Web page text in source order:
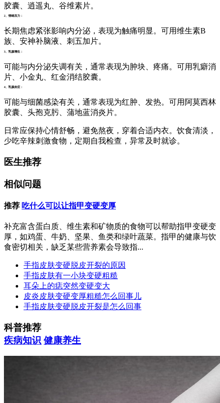
胶囊、逍遥丸、谷维素片。
2、情绪压力：
长期焦虑紧张影响内分泌，表现为触痛明显。可用维生素B
族、安神补脑液、刺五加片。
3、乳腺增生：
可能与内分泌失调有关，通常表现为肿块、疼痛。可用乳癖消
片、小金丸、红金消结胶囊。
4、乳腺炎症：
可能与细菌感染有关，通常表现为红肿、发热。可用阿莫西林
胶囊、头孢克肟、蒲地蓝消炎片。
日常应保持心情舒畅，避免熬夜，穿着合适内衣。饮食清淡，
少吃辛辣刺激食物，定期自我检查，异常及时就诊。
医生推荐
相似问题
推荐 吃什么可以让指甲变硬变厚
补充富含蛋白质、维生素和矿物质的食物可以帮助指甲变硬变
厚，如鸡蛋、牛奶、坚果、鱼类和绿叶蔬菜。指甲的健康与饮
食密切相关，缺乏某些营养素会导致指...
手指皮肤变硬脱皮开裂的原因
手指皮肤有一小块变硬粗糙
耳朵上的痣突然变硬变大
皮炎皮肤变硬变厚粗糙怎么回事儿
手指皮肤变硬脱皮开裂是怎么回事
科普推荐
疾病知识 健康养生